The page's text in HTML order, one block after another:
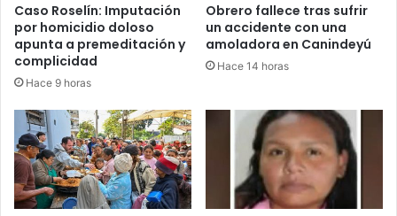
Caso Roselín: Imputación
por homicidio doloso
apunta a premeditación y
complicidad
Hace 9 horas
Obrero fallece tras sufrir
un accidente con una
amoladora en Canindeyú
Hace 14 horas